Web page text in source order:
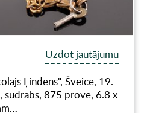
Uzdot jautājumu
Ļindens", Šveice, 19.
sudrabs, 875 prove, 6.8 x